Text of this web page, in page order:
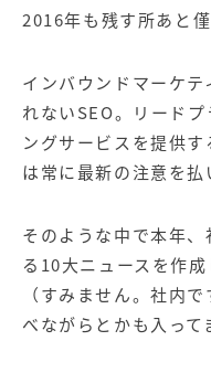
ボード
マーケティングサービス
【店舗型ビジネス向け】
ア
マーケティングサービス
グ
サービス
広告プロモーションの製
2016年も残す所あと僅
インバウンドマーケテ
れないSEO。リード
ングサービスを提供
は常に最新の注意を払
そのような中で本年
る10大ニュースを作成
（すみません。社内
べながらとかも入って